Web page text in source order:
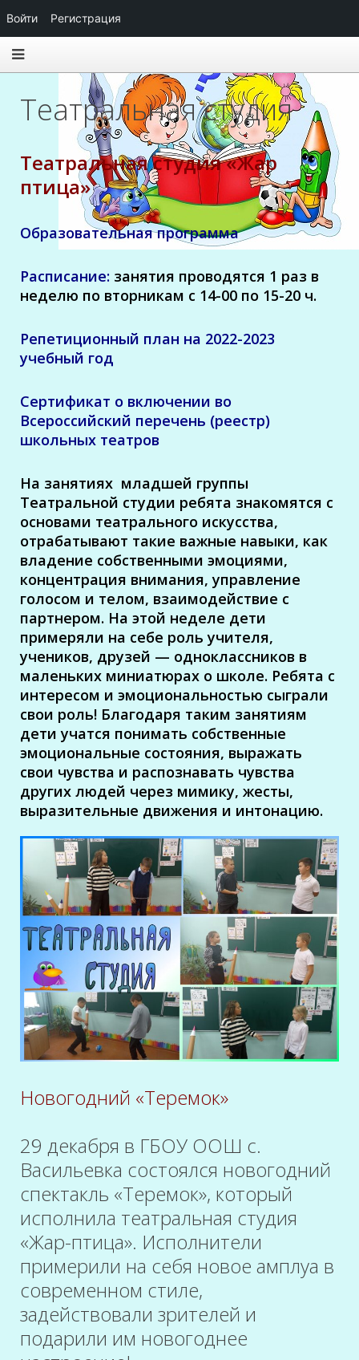
Театральная студия
Театральная студия «Жар
птица»
Образовательная программа
Расписание: занятия проводятся 1 раз в
неделю по вторникам с 14-00 по 15-20 ч.
Репетиционный план на 2022-2023
учебный год
Сертификат о включении во
Всероссийский перечень (реестр)
школьных театров
На занятиях младшей группы
Театральной студии ребята знакомятся с
основами театрального искусства,
отрабатывают такие важные навыки, как
владение собственными эмоциями,
концентрация внимания, управление
голосом и телом, взаимодействие с
партнером. На этой неделе дети
примеряли на себе роль учителя,
учеников, друзей — одноклассников в
маленьких миниатюрах о школе. Ребята с
интересом и эмоциональностью сыграли
свои роль! Благодаря таким занятиям
дети учатся понимать собственные
эмоциональные состояния, выражать
свои чувства и распознавать чувства
других людей через мимику, жесты,
выразительные движения и интонацию.
Новогодний «Теремок»
29 декабря в ГБОУ ООШ с.
Васильевка состоялся новогодний
спектакль «Теремок», который
исполнила театральная студия
«Жар-птица». Исполнители
примерили на себя новое амплуа в
современном стиле,
задействовали зрителей и
подарили им новогоднее
Войти Регистрация